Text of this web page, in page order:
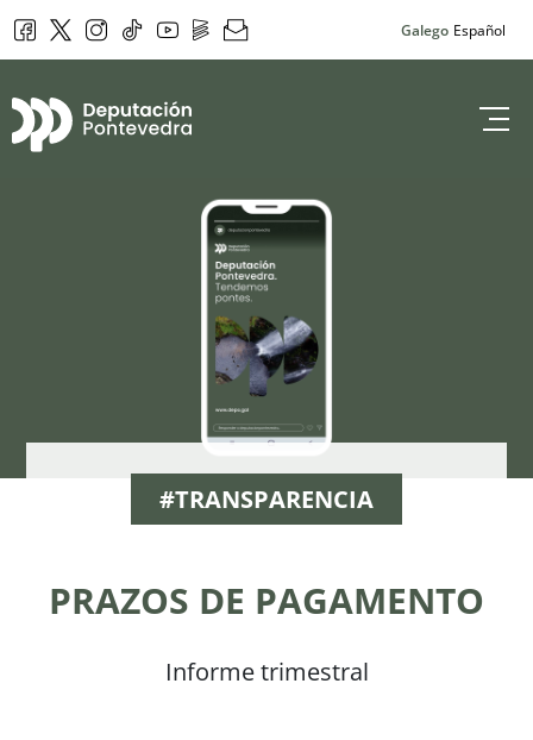
Facebook
Twitter
Instagram
Tik TokYouTube
DepoPlayNewsletter Galego Español
Deputación de
#TRANSPARENCIA
PRAZOS DE PAGAMENTO
Informe trimestral